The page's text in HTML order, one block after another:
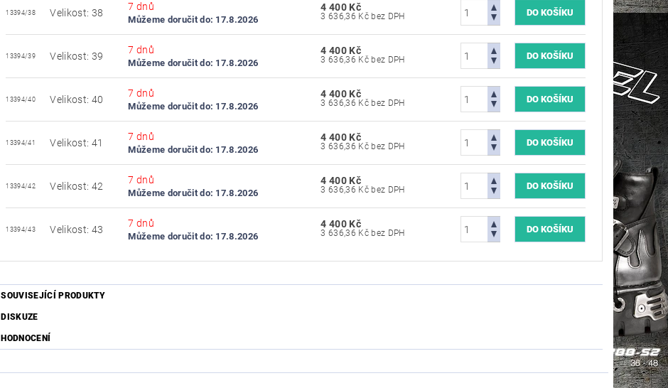
13394/38 Velikost: 38
7 dnů
Můžeme doručit do: 17.8.2026
4 400 Kč
3 636,36 Kč bez DPH
13394/39 Velikost: 39
7 dnů
Můžeme doručit do: 17.8.2026
4 400 Kč
3 636,36 Kč bez DPH
13394/40 Velikost: 40
7 dnů
Můžeme doručit do: 17.8.2026
4 400 Kč
3 636,36 Kč bez DPH
13394/41 Velikost: 41
7 dnů
Můžeme doručit do: 17.8.2026
4 400 Kč
3 636,36 Kč bez DPH
13394/42 Velikost: 42
7 dnů
Můžeme doručit do: 17.8.2026
4 400 Kč
3 636,36 Kč bez DPH
13394/43 Velikost: 43
7 dnů
Můžeme doručit do: 17.8.2026
4 400 Kč
3 636,36 Kč bez DPH
SOUVISEJÍCÍ PRODUKTY
DISKUZE
HODNOCENÍ